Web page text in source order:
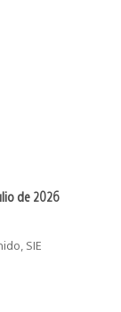
de 2026
SIE